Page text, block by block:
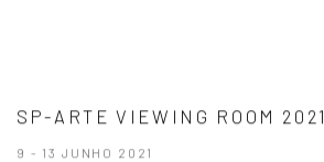
SP-ARTE VIEWING ROOM 2021
9 - 13 JUNHO 2021